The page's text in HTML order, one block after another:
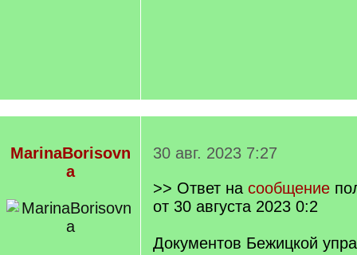
MarinaBorisovn
a
30 авг. 2023 7:27
>> Ответ на сообщение
от 30 августа 2023 0:2
Документов Бежицкой